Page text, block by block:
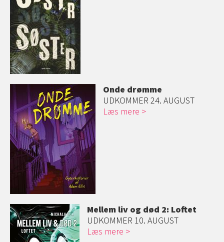
Onde drømme
UDKOMMER 24. AUGUST
Læs mere
Mellem liv og død 2: Loftet
UDKOMMER 10. AUGUST
Læs mere